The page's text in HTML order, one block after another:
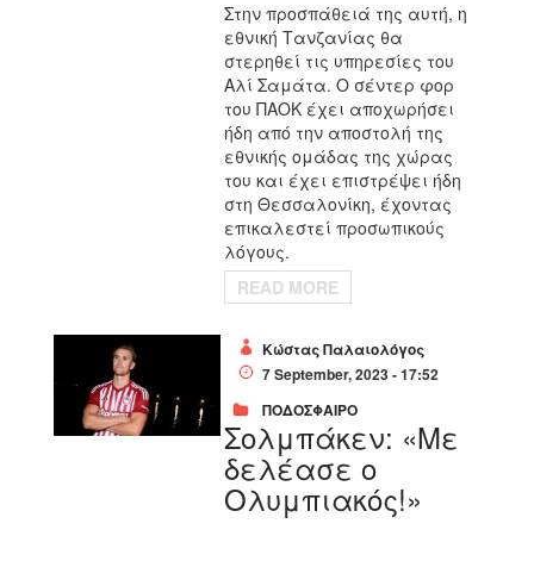
Στην προσπάθειά της αυτή, η
εθνική Τανζανίας θα
στερηθεί τις υπηρεσίες του
Αλί Σαμάτα. Ο σέντερ φορ
του ΠΑΟΚ έχει αποχωρήσει
ήδη από την αποστολή της
εθνικής ομάδας της χώρας
του και έχει επιστρέψει ήδη
στη Θεσσαλονίκη, έχοντας
επικαλεστεί προσωπικούς
λόγους.
READ MORE
Κώστας Παλαιολόγος
7 September, 2023 - 17:52
ΠΟΔΟΣΦΑΙΡΟ
Σολμπάκεν: «Με
δελέασε ο
Ολυμπιακός!»